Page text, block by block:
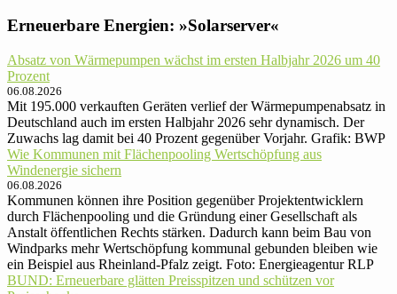
Erneuerbare Energien: »Solarserver«
Absatz von Wärmepumpen wächst im ersten Halbjahr 2026 um 40
Prozent
06.08.2026
Mit 195.000 verkauften Geräten verlief der Wärmepumpenabsatz in
Deutschland auch im ersten Halbjahr 2026 sehr dynamisch. Der
Zuwachs lag damit bei 40 Prozent gegenüber Vorjahr. Grafik: BWP
Wie Kommunen mit Flächenpooling Wertschöpfung aus
Windenergie sichern
06.08.2026
Kommunen können ihre Position gegenüber Projektentwicklern
durch Flächenpooling und die Gründung einer Gesellschaft als
Anstalt öffentlichen Rechts stärken. Dadurch kann beim Bau von
Windparks mehr Wertschöpfung kommunal gebunden bleiben wie
ein Beispiel aus Rheinland-Pfalz zeigt. Foto: Energieagentur RLP
BUND: Erneuerbare glätten Preisspitzen und schützen vor